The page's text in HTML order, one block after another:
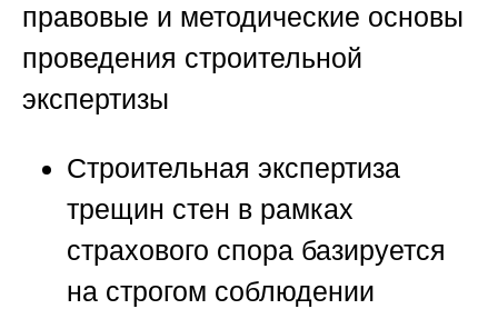
правовые и методические основы
проведения строительной
экспертизы
Строительная экспертиза
трещин стен в рамках
страхового спора базируется
на строгом соблюдении